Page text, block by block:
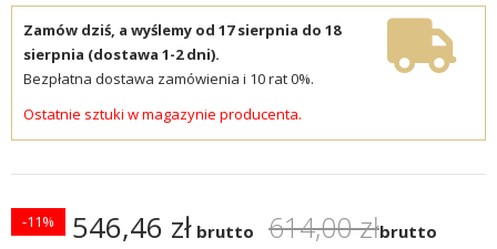
Zamów dziś, a wyślemy od 17 sierpnia do 18
sierpnia (dostawa 1-2 dni).
Bezpłatna dostawa zamówienia i 10 rat 0%.
Ostatnie sztuki w magazynie producenta.
546,46 zł brutto 614,00 złbrutto
-11%